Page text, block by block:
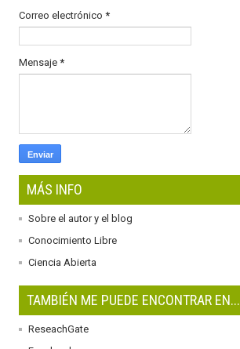
Correo electrónico *
Mensaje *
MÁS INFO
Sobre el autor y el blog
Conocimiento Libre
Ciencia Abierta
TAMBIÉN ME PUEDE ENCONTRAR EN...
ReseachGate